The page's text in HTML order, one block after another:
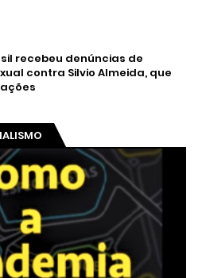
recebeu denúncias de
contra Silvio Almeida, que